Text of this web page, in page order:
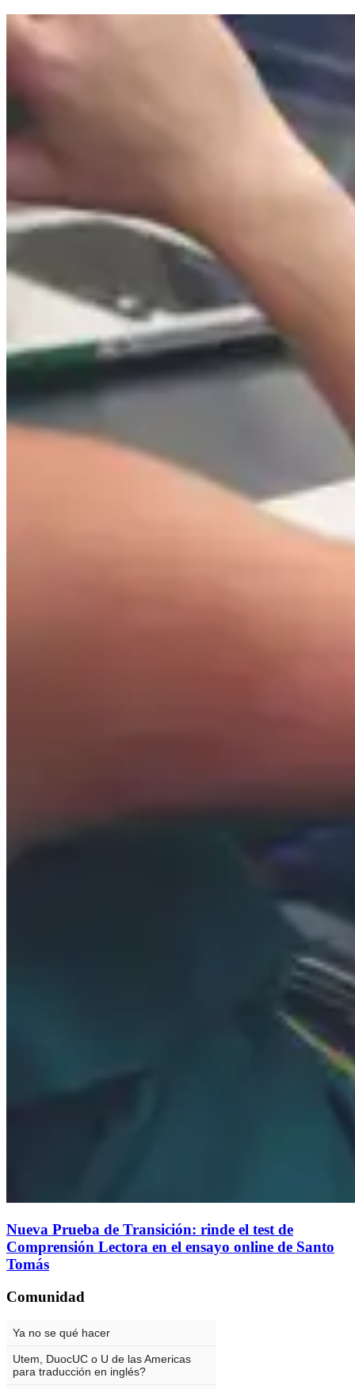
Nueva Prueba de Transición: rinde el test de
Comprensión Lectora en el ensayo online de Santo
Tomás
Comunidad